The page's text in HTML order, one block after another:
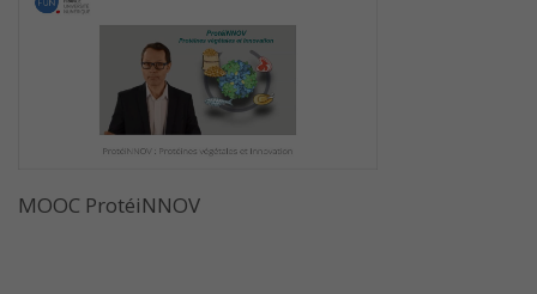
MOOC ProtéiNNOV